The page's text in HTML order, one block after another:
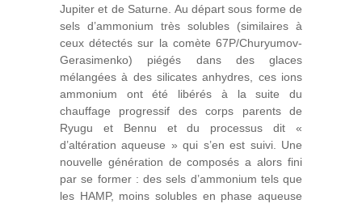
Jupiter et de Saturne. Au départ sous forme de
sels d’ammonium très solubles (similaires à
ceux détectés sur la comète 67P/Churyumov-
Gerasimenko) piégés dans des glaces
mélangées à des silicates anhydres, ces ions
ammonium ont été libérés à la suite du
chauffage progressif des corps parents de
Ryugu et Bennu et du processus dit «
d’altération aqueuse » qui s’en est suivi. Une
nouvelle génération de composés a alors fini
par se former : des sels d’ammonium tels que
les HAMP, moins solubles en phase aqueuse